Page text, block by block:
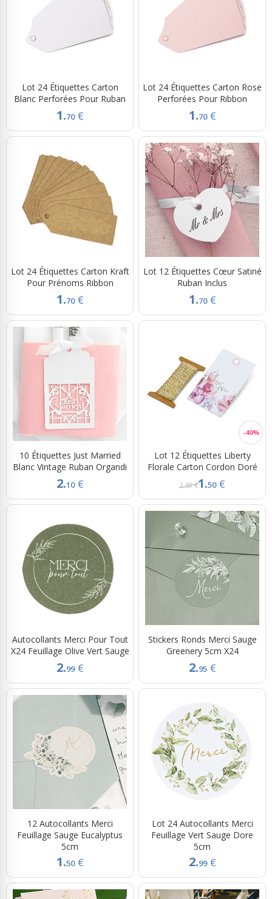
Lot 24 Étiquettes Carton
Blanc Perforées Pour Ruban
1.70 €
Lot 24 Étiquettes Carton Rose
Perforées Pour Ribbon
1.70 €
Lot 24 Étiquettes Carton Kraft
Pour Prénoms Ribbon
1.70 €
Lot 12 Étiquettes Cœur Satiné
Ruban Inclus
1.70 €
10 Étiquettes Just Married
Blanc Vintage Ruban Organdi
2.10 €
Lot 12 Étiquettes Liberty
Florale Carton Cordon Doré
2,50 €1.50 €
Autocollants Merci Pour Tout
X24 Feuillage Olive Vert Sauge
2.99 €
Stickers Ronds Merci Sauge
Greenery 5cm X24
2.95 €
12 Autocollants Merci
Feuillage Sauge Eucalyptus
5cm
1.50 €
Lot 24 Autocollants Merci
Feuillage Vert Sauge Dore
5cm
2.99 €